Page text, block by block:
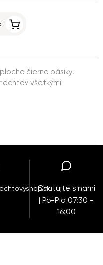
čierne pásiky.
všetkými
Chatujte s nami
| Po-Pia 07:30 -
16:00